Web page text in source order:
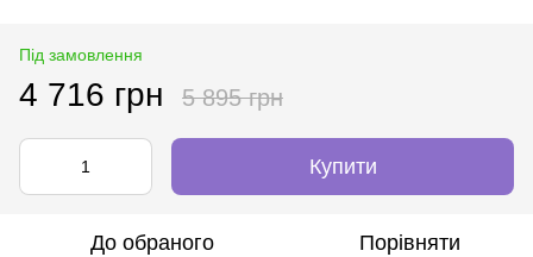
Під замовлення
4 716 грн 5 895 грн
Купити
До обраного Порівняти